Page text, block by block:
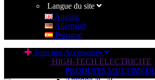
Langue du site
Anglais
Allemand
Espagne
Tous nos Accessoires
HIGH-TECH ELECTRICITE
PRODUITS